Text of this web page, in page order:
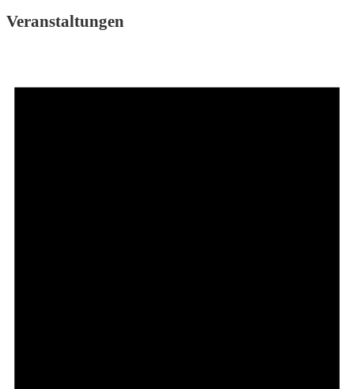
Veranstaltungen